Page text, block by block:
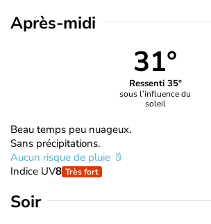
Après-midi
31°
Ressenti 35°
sous l’influence du
soleil
Beau temps peu nuageux.
Sans précipitations.
Aucun risque de pluie
Indice UV8 Très fort
Soir